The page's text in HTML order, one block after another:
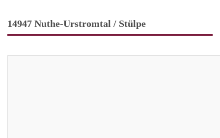
14947 Nuthe-Urstromtal / Stülpe